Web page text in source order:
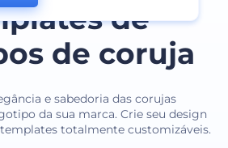
de
de coruja
e sabedoria das corujas
da sua marca. Crie seu design
totalmente customizáveis.